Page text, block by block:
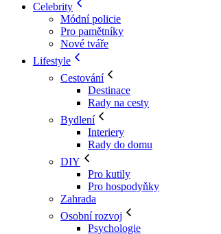
Celebrity
Módní policie
Pro pamětníky
Nové tváře
Lifestyle
Cestování
Destinace
Rady na cesty
Bydlení
Interiery
Rady do domu
DIY
Pro kutily
Pro hospodyňky
Zahrada
Osobní rozvoj
Psychologie